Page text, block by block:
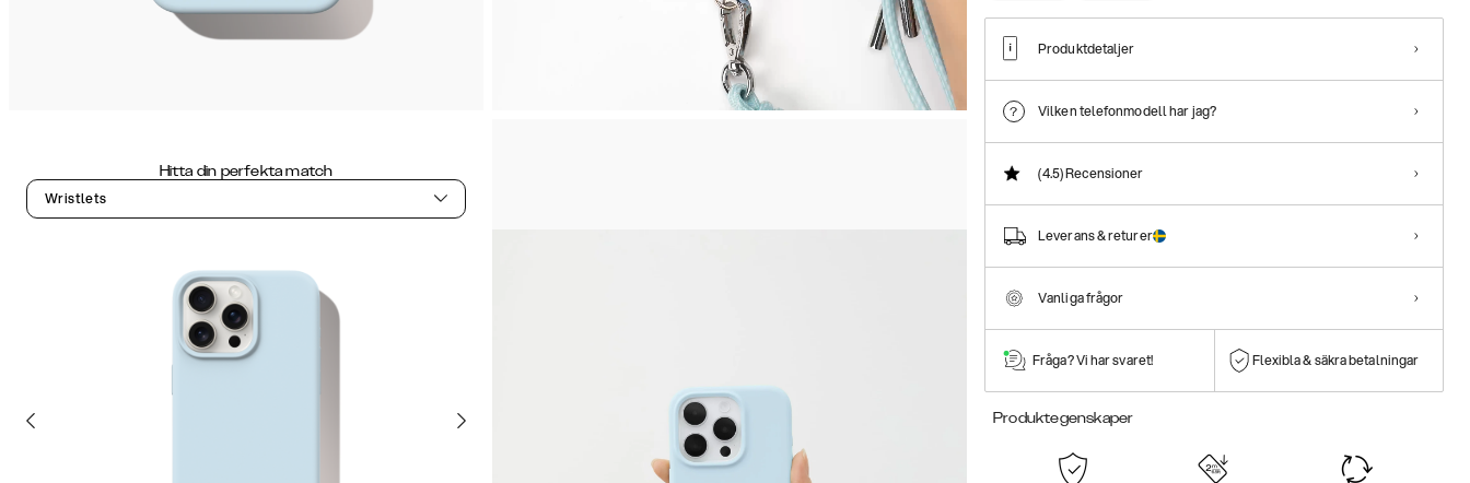
Hitta din perfekta match
Wristlets
Produktdetaljer
Vilken telefonmodell har jag?
(4.5)Recensioner
Leverans & returer
Vanliga frågor
Fråga? Vi har svaret! Flexibla & säkra betalningar
Produktegenskaper